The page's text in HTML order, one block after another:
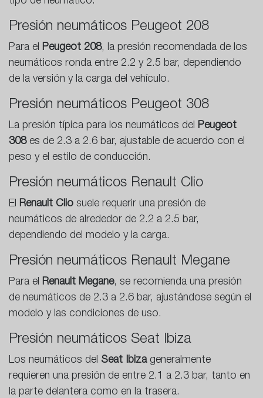
Presión neumáticos Peugeot 208
Para el Peugeot 208, la presión recomendada de los
neumáticos ronda entre 2.2 y 2.5 bar, dependiendo
de la versión y la carga del vehículo.
Presión neumáticos Peugeot 308
La presión típica para los neumáticos del Peugeot
308es de 2.3 a 2.6 bar, ajustable de acuerdo con el
peso y el estilo de conducción.
Presión neumáticos Renault Clio
El Renault Clio suele requerir una presión de
neumáticos de alrededor de 2.2 a 2.5 bar,
dependiendo del modelo y la carga.
Presión neumáticos Renault Megane
Para el Renault Megane, se recomienda una presión
de neumáticos de 2.3 a 2.6 bar, ajustándose según el
modelo y las condiciones de uso.
Presión neumáticos Seat Ibiza
Los neumáticos del Seat Ibizageneralmente
requieren una presión de entre 2.1 a 2.3 bar, tanto en
la parte delantera como en la trasera.